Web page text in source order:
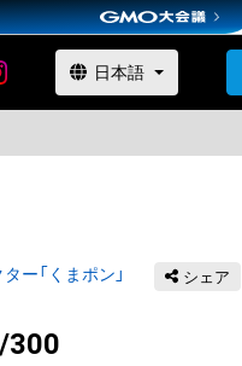
ー「くまポン」 シェア
300